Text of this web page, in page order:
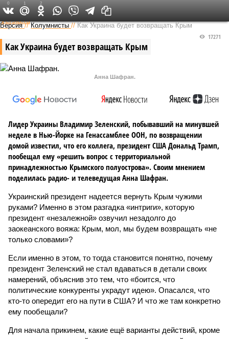
Федеральный выпуск
Версия //Колумнисты //Как Украина будет возвращать Крым
Как Украина будет возвращать Крым
17271
Анна Шафран.
Лидер Украины Владимир Зеленский, побывавший на минувшей
неделе в Нью-Йорке на Генассамблее ООН, по возвращении
домой известил, что его коллега, президент США Дональд Трамп,
пообещал ему «решить вопрос с территориальной
принадлежностью Крымского полуострова». Своим мнением
поделилась радио- и телеведущая Анна Шафран.
Украинский президент надеется вернуть Крым чужими
руками? Именно в этом разгадка «интриги», которую
президент «незалежной» озвучил незадолго до
заокеанского вояжа: Крым, мол, мы будем возвращать «не
только словами»?
Если именно в этом, то тогда становится понятно, почему
президент Зеленский не стал вдаваться в детали своих
намерений, объяснив это тем, что «боится, что
политические конкуренты украдут идею». Опасался, что
кто-то опередит его на пути в США? И что же там конкретно
ему пообещали?
Для начала прикинем, какие ещё варианты действий, кроме
0 1 2